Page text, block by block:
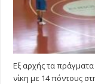
Εξ αρχής τα
νίκη με 14 πόντους